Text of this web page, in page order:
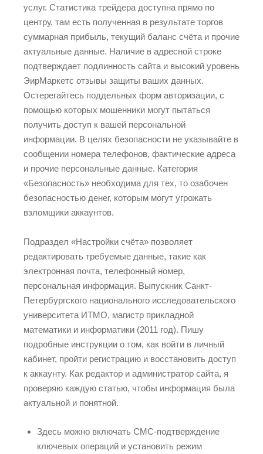
услуг. Статистика трейдера доступна прямо по
центру, там есть полученная в результате торгов
суммарная прибыль, текущий баланс счёта и прочие
актуальные данные. Наличие в адресной строке
подтверждает подлинность сайта и высокий уровень
ЭирМаркетс отзывы защиты ваших данных.
Остерегайтесь поддельных форм авторизации, с
помощью которых мошенники могут пытаться
получить доступ к вашей персональной
информации. В целях безопасности не указывайте в
сообщении номера телефонов, фактические адреса
и прочие персональные данные. Категория
«Безопасность» необходима для тех, то озабочен
безопасностью денег, которым могут угрожать
взломщики аккаунтов.
Подраздел «Настройки счёта» позволяет
редактировать требуемые данные, такие как
электронная почта, телефонный номер,
персональная информация. Выпускник Санкт-
Петербургского национального исследовательского
университета ИТМО, магистр прикладной
математики и информатики (2011 год). Пишу
подробные инструкции о том, как войти в личный
кабинет, пройти регистрацию и восстановить доступ
к аккаунту. Как редактор и администратор сайта, я
проверяю каждую статью, чтобы информация была
актуальной и понятной.
Здесь можно включать СМС-подтверждение
ключевых операций и установить режим